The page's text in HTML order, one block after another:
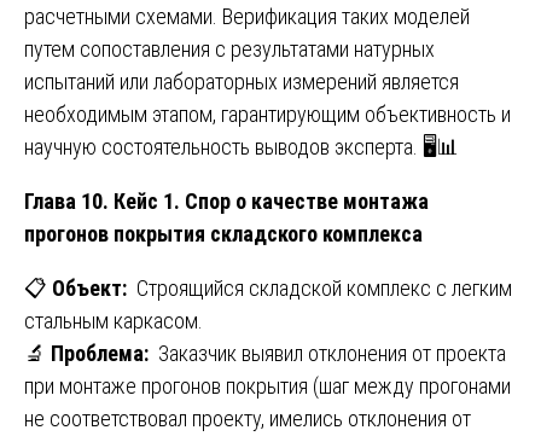
расчетными схемами. Верификация таких моделей
путем сопоставления с результатами натурных
испытаний или лабораторных измерений является
необходимым этапом, гарантирующим объективность и
научную состоятельность выводов эксперта. 🖥️📊
Глава 10. Кейс 1. Спор о качестве монтажа
прогонов покрытия складского комплекса
📋 Объект: Строящийся складской комплекс с легким
стальным каркасом.
🔬 Проблема: Заказчик выявил отклонения от проекта
при монтаже прогонов покрытия (шаг между прогонами
не соответствовал проекту, имелись отклонения от